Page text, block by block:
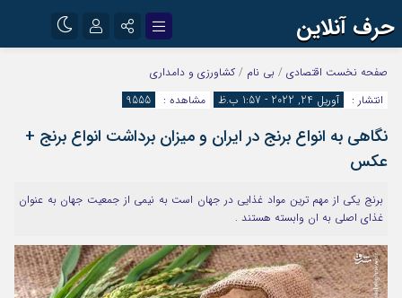
حرف آنلاین
اینستاگرام
آپارات
رمز عبور
مرا به خاطر بسپار
صفحه نخست اقتصادی / بی نام / کشاورزی و دامداری
انتشار :
آوریل 24, 2022 - 1:57 ب.ظ مشاهده : 9555
نگاهی به انواع برنج در ایران و میزان برداشت انواع برنج +
عکس
برنج یکی از مهم ترین مواد غذایی در جهان است به نیمی از جمعیت جهان به عنوان
غذای اصلی به ان وابسته هستند .